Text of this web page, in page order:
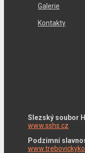
Galerie
Kontakty
Slezský soubor
www.sshs.cz
Podzimní